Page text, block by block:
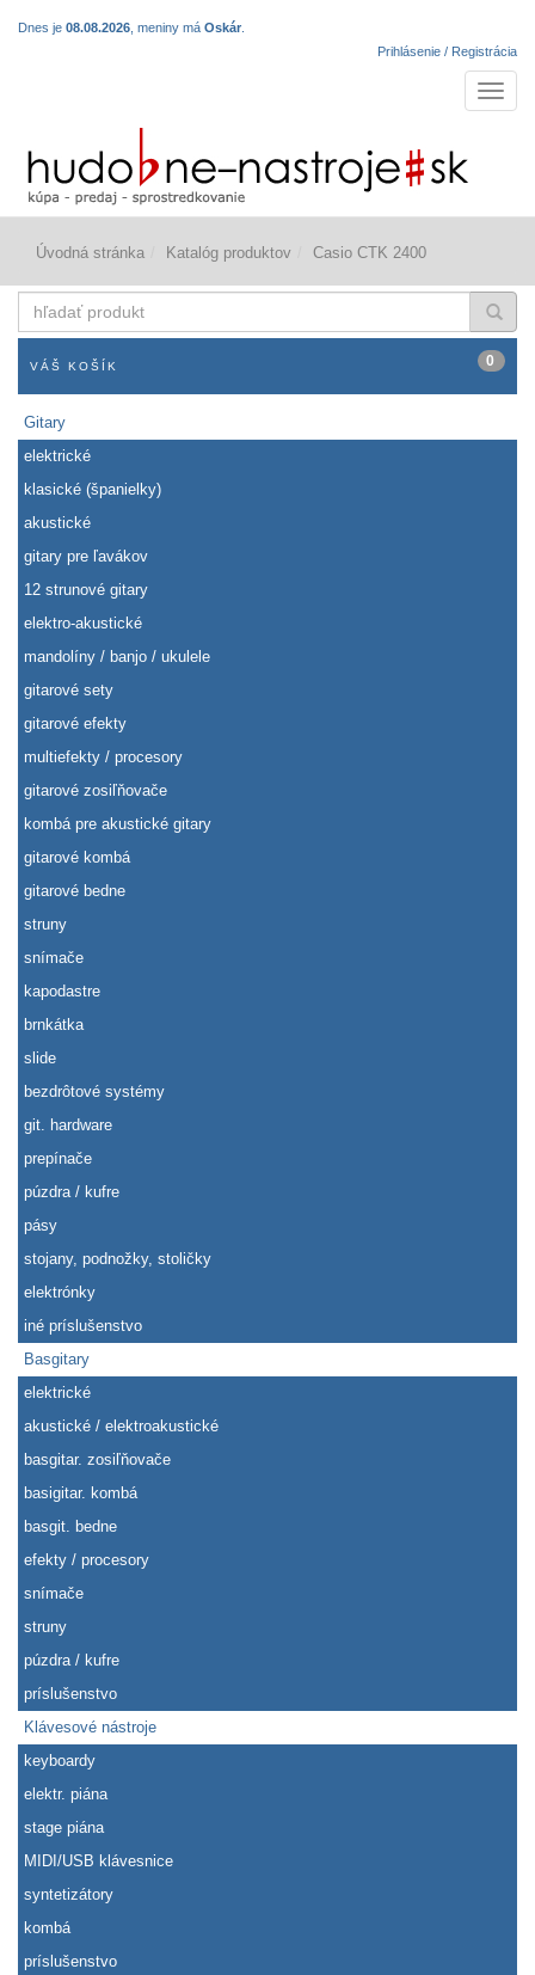
Dnes je 08.08.2026 , meniny má Oskár
Prihlásenie / Registrácia
Úvodná stránka Katalóg produktov Casio CTK 2400
produkt
VÁŠ KOŠÍK 0
Gitary
elektrické
klasické (španielky)
akustické
gitary pre ľavákov
12 strunové gitary
elektro-akustické
mandolíny / banjo / ukulele
gitarové sety
gitarové efekty
multiefekty / procesory
gitarové zosiľňovače
kombá pre akustické gitary
gitarové kombá
gitarové bedne
struny
snímače
kapodastre
brnkátka
slide
bezdrôtové systémy
git. hardware
prepínače
púzdra / kufre
pásy
stojany, podnožky, stoličky
elektrónky
iné príslušenstvo
Basgitary
elektrické
akustické / elektroakustické
basgitar. zosiľňovače
basigitar. kombá
basgit. bedne
efekty / procesory
snímače
struny
púzdra / kufre
príslušenstvo
Klávesové nástroje
keyboardy
elektr. piána
stage piána
MIDI/USB klávesnice
syntetizátory
kombá
príslušenstvo